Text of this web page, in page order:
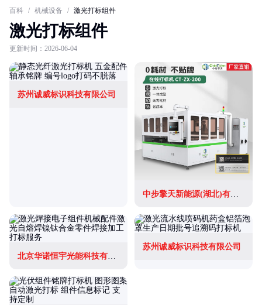
百科 / 机械设备 / 激光打标组件
激光打标组件
更新时间：2026-06-04
苏州诚威标识科技有限公司
中步擎天新能源(湖北)有限公司
北京华诺恒宇光能科技有限公司
苏州诚威标识科技有限公司